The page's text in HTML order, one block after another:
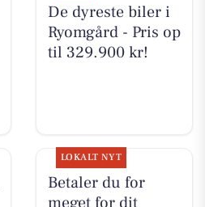
De dyreste biler i
Ryomgård - Pris op
til 329.900 kr!
LOKALT NYT
Betaler du for